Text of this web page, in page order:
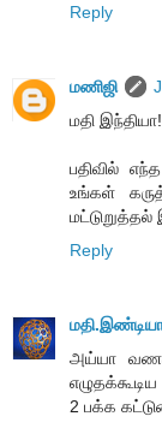
Reply
மணிஜி
மதி
பதிவில்
உங்கள்
Reply
அய்யா
2 பக்க